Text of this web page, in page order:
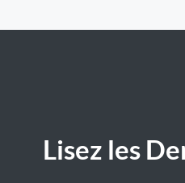
Lisez les